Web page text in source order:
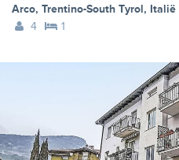
Arco, Trentino-South Tyrol, Italië
4
1